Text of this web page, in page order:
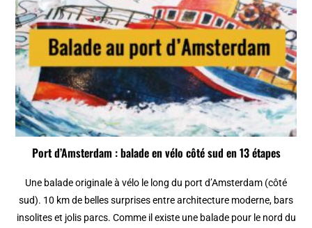
Port d’Amsterdam : balade en vélo côté sud en 13 étapes
Une balade originale à vélo le long du port d’Amsterdam (côté
sud). 10 km de belles surprises entre architecture moderne, bars
insolites et jolis parcs. Comme il existe une balade pour le nord du